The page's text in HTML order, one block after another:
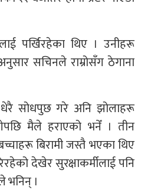
पर्खिरहेका थिए । उनीहरू
सचिनले राम्रोसँग ठेगाना
धेरै सोधपुछ गरे अनि झोलाहरू
मैले हराएको भनेँ । तीन
बिरामी जस्तै भएका थिए
देखेर सुरक्षाकर्मीलाई पनि
भनिन् ।